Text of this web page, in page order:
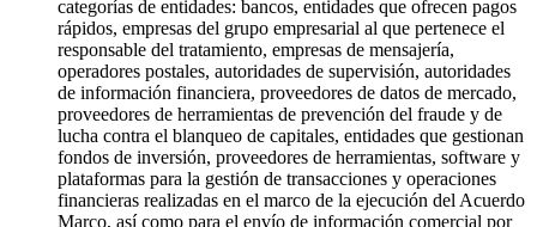
categorías de entidades: bancos, entidades que ofrecen pagos
rápidos, empresas del grupo empresarial al que pertenece el
responsable del tratamiento, empresas de mensajería,
operadores postales, autoridades de supervisión, autoridades
de información financiera, proveedores de datos de mercado,
proveedores de herramientas de prevención del fraude y de
lucha contra el blanqueo de capitales, entidades que gestionan
fondos de inversión, proveedores de herramientas, software y
plataformas para la gestión de transacciones y operaciones
financieras realizadas en el marco de la ejecución del Acuerdo
Marco, así como para el envío de información comercial por